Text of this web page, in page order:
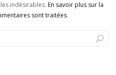
indésirables. En savoir plus sur la
sont traitées.